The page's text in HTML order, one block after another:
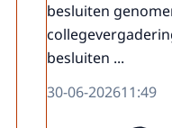
besluiten
besluiten ...
30-06-202611:49